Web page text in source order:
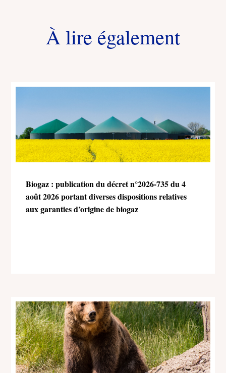
À lire également
Biogaz : publication du décret n°2026-735 du 4
août 2026 portant diverses dispositions relatives
aux garanties d’origine de biogaz